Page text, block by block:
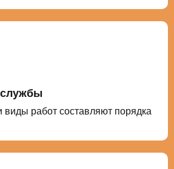
виды работ составляют порядка